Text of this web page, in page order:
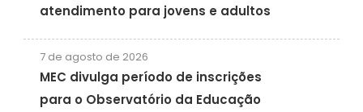
atendimento para jovens e adultos
7 de agosto de 2026
MEC divulga período de inscrições
para o Observatório da Educação